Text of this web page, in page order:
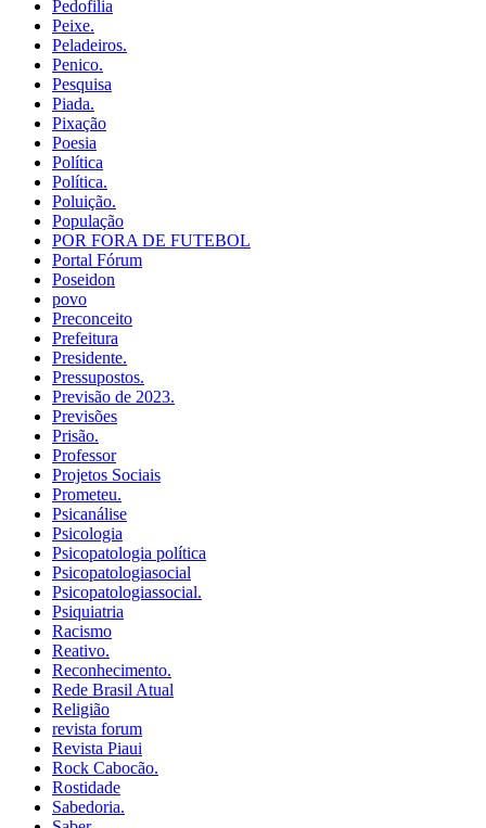
Pedofilia
Peixe.
Peladeiros.
Penico.
Pesquisa
Piada.
Pixação
Poesia
Política
Política.
Poluição.
População
POR FORA DE FUTEBOL
Portal Fórum
Poseidon
povo
Preconceito
Prefeitura
Presidente.
Pressupostos.
Previsão de 2023.
Previsões
Prisão.
Professor
Projetos Sociais
Prometeu.
Psicanálise
Psicologia
Psicopatologia política
Psicopatologiasocial
Psicopatologiassocial.
Psiquiatria
Racismo
Reativo.
Reconhecimento.
Rede Brasil Atual
Religião
revista forum
Revista Piaui
Rock Cabocão.
Rostidade
Sabedoria.